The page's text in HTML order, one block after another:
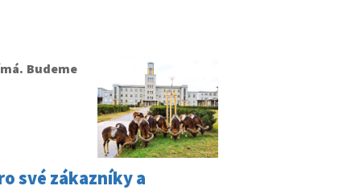
Budeme
své zákazníky a